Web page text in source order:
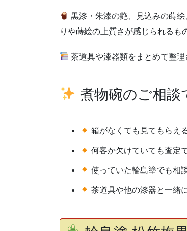
黒漆・朱漆の艶、見込みの蒔
りや蒔絵の上質さが感じられるも
茶道具や漆器類をまとめて整
煮物碗のご相談
箱がなくても見てもらえ
何客か欠けていても査定
使っていた輪島塗でも相
茶道具や他の漆器と一緒